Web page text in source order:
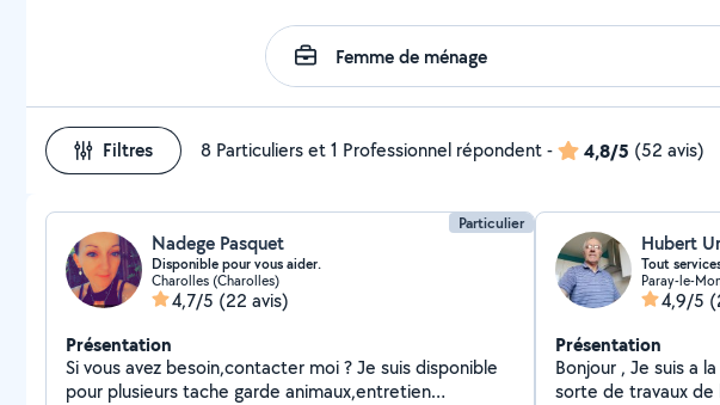
Filtres 8 Particuliers et 1 Professionnel répondent- 4,8/5 (52 avis)
Particulier
Nadege Pasquet
Disponible pour vous aider.
Charolles (Charolles)
4,7/5 (22 avis)
Présentation
Si vous avez besoin,contacter moi ? Je suis disponible
pour plusieurs tache garde animaux,entretien
Hubert
Tout
Paray-le-
4,9/5
Présentation
Bonjour , Je suis a
sorte de travaux de